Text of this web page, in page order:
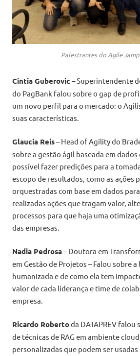
Palestrantes do Agile
Cintia Guberovic – Superintendente
do PagBank falou sobre o gap de
um novo perfil para o mercado: o
suas características.
Glaucia Reis– Head of Agility do
sobre a gestão ágil baseada em dados
possível fazer predições para a
escopo de resultados, como as ações
orquestradas com base em dados
realizadas ações que tragam valor,
processos para que haja uma
das empresas.
Nadia Pedrosa– Doutora em
em Gestão de Projetos – Falou sobre a
humanizada e de como ela tem
valor de cada liderança e time de
empresa.
Ricardo Robertoda DATAPREV falou
de técnicas de RAG em ambiente
personalizadas que podem ser